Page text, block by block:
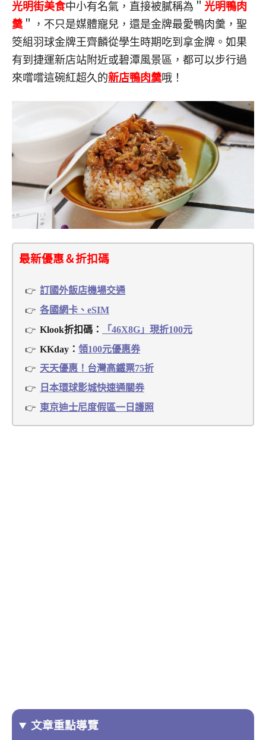
光明街美食中小有名氣，直接被膩稱為＂ 光明鴨肉
羹 ＂，不只是媒體寵兒，還是金牌最愛鴨肉羹，聖
筊組羽球金牌王齊麟從學生時期吃到拿金牌。如果
有到捷運新店站附近或碧潭風景區，都可以步行過
來嚐嚐這碗紅超久的新店鴨肉羹哦！
最新優惠＆折扣碼
訂國外飯店機場交通
各國網卡、eSIM
Klook折扣碼：
「46X8G」現折100元
KKday： 領100元優惠券
天天優惠！台灣高鐵票75折
日本環球影城快速通關券
東京迪士尼度假區一日護照
文章重點導覽